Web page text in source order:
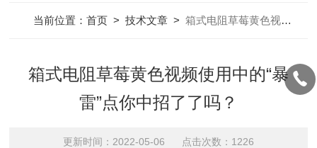
当前位置：首页 >技术文章 >箱式电阻草莓黄色视频使用中的“暴雷”点你中招了了吗？
箱式电阻草莓黄色视频使用中的“暴
雷”点你中招了了吗？
更新时间：2022-05-06 点击次数：1226